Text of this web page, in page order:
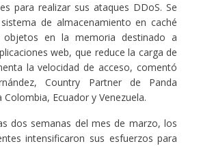
para realizar sus ataques DDoS. Se
de almacenamiento en caché
en la memoria destinado a
web, que reduce la carga de
la velocidad de acceso, comentó
Country Partner de Panda
Colombia, Ecuador y Venezuela.
dos semanas del mes de marzo, los
intensificaron sus esfuerzos para